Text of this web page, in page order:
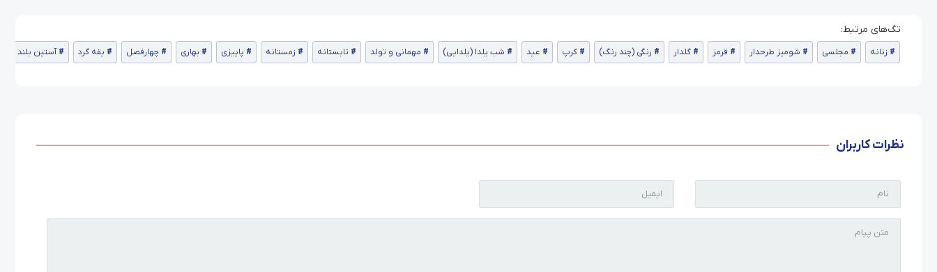
زنانه مجلسی شومیز طرحدار قرمز گلدار رنگی (چند رنگ) کرپ عید شب یلدا (یلدایی) مهمانی و تولد تابستانه زمستانه پاییزی بهاری چهارفصل یقه گرد آستین بلند
نظرات کاربران